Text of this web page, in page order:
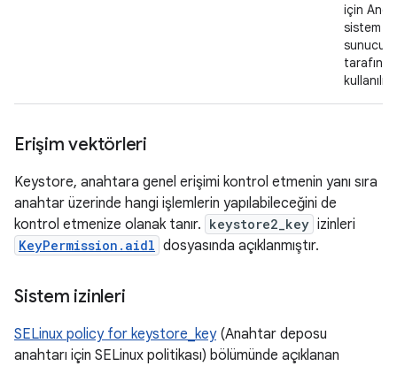
için
sistem
kullanılır.
Erişim vektörleri
Keystore, anahtara genel erişimi kontrol etmenin yanı sıra
anahtar üzerinde hangi işlemlerin yapılabileceğini de
kontrol etmenize olanak tanır. keystore2_key izinleri
KeyPermission.aidl dosyasında açıklanmıştır.
Sistem izinleri
SELinux policy for keystore_key(Anahtar deposu
anahtarı için SELinux politikası) bölümünde açıklanan